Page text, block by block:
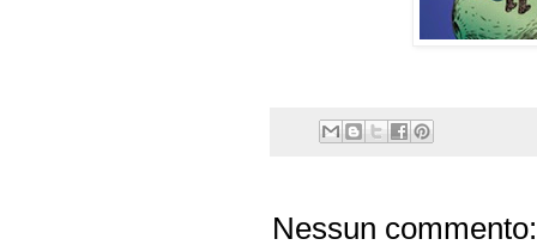
Nessun commento: